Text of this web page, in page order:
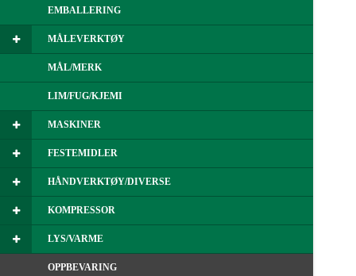
EMBALLERING
MÅLEVERKTØY
MÅL/MERK
LIM/FUG/KJEMI
MASKINER
FESTEMIDLER
HÅNDVERKTØY/DIVERSE
KOMPRESSOR
LYS/VARME
OPPBEVARING